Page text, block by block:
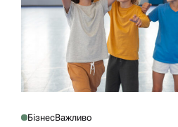
P БізнесВажливо